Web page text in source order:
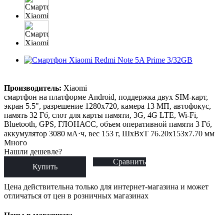
Производитель: Xiaomi
смартфон на платформе Android, поддержка двух SIM-карт,
экран 5.5", разрешение 1280x720, камера 13 МП, автофокус,
память 32 Гб, слот для карты памяти, 3G, 4G LTE, Wi-Fi,
Bluetooth, GPS, ГЛОНАСС, объем оперативной памяти 3 Гб,
аккумулятор 3080 мА⋅ч, вес 153 г, ШxВxТ 76.20x153x7.70 мм
Много
Нашли дешевле?
Купить
Сравнить
Цена действительна только для интернет-магазина и может
отличаться от цен в розничных магазинах